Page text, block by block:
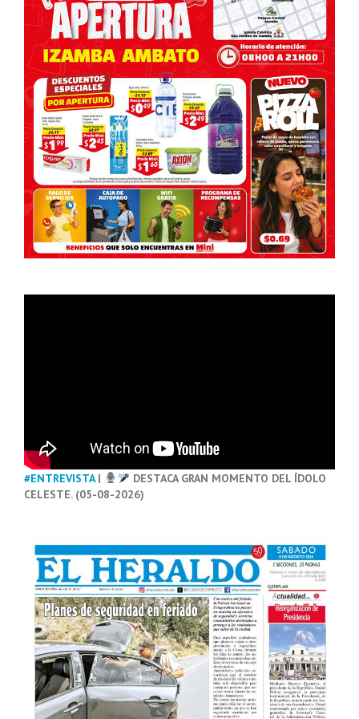
#ENTREVISTA|
DESTACA GRAN MOMENTO DEL ÍDOLO
CELESTE. (05-08-2026)